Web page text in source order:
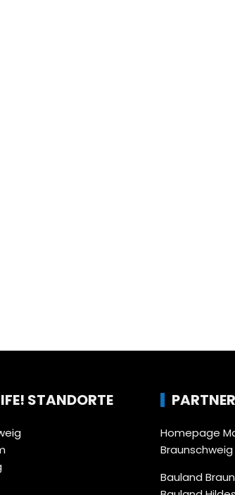
STANDORTE
Homepage
Braunschweig
Bauland